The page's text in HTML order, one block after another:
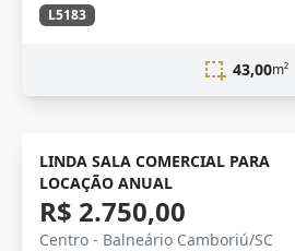
L5183
43,00m²
NOVIDADE
LINDA SALA COMERCIAL PARA
LOCAÇÃO ANUAL
R$ 2.750,00
Centro - Balneário Camboriú/SC